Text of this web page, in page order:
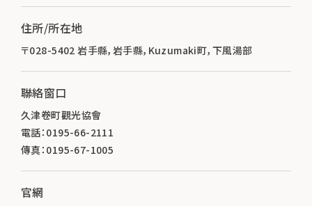
住所/所在地
〒028-5402 岩手縣，岩手縣，Kuzumaki町，下風湯部
聯絡窗口
久津卷町觀光協會
電話：0195-66-2111
傳真：0195-67-1005
官網